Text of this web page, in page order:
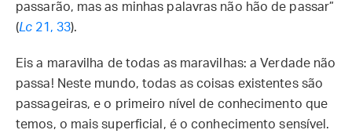
passarão, mas as minhas palavras não hão de passar”
(Lc 21, 33).
Eis a maravilha de todas as maravilhas: a Verdade não
passa! Neste mundo, todas as coisas existentes são
passageiras, e o primeiro nível de conhecimento que
temos, o mais superficial, é o conhecimento sensível.